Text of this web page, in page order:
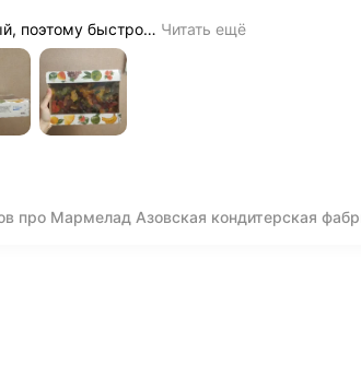
поэтому быстро… Читать ещё
про Мармелад Азовская кондитерская